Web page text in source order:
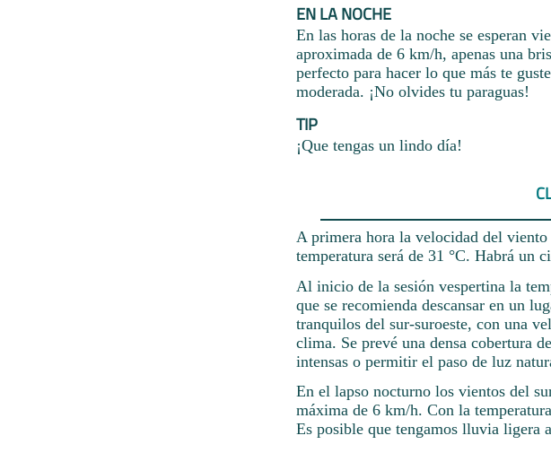
EN LA NOCHE
En las horas de la noche se esperan
aproximada de 6 km/h, apenas una
perfecto para hacer lo que más te
moderada. ¡No olvides tu paraguas!
TIP
¡Que tengas un lindo día!
A primera hora la velocidad del
temperatura será de 31 °C. Habrá un
Al inicio de la sesión vespertina la
que se recomienda descansar en un
tranquilos del sur-suroeste, con una
clima. Se prevé una densa cobertura
intensas o permitir el paso de luz
En el lapso nocturno los vientos del
máxima de 6 km/h. Con la
Es posible que tengamos lluvia ligera